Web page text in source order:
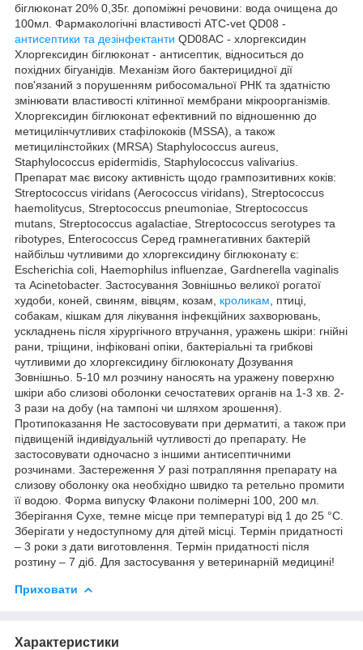
біглюконат 20% 0,35г. допоміжні речовини: вода очищена до
100мл. Фармакологічні властивості АТС-vet QD08 -
антисептики та дезінфектанти QD08АС - хлоргексидин
Хлоргексидин біглюконат - антисептик, відноситься до
похідних бігуанідів. Механізм його бактерицидної дії
пов'язаний з порушенням рибосомальної РНК та здатністю
змінювати властивості клітинної мембрани мікроорганізмів.
Хлоргексидин біглюконат ефективний по відношенню до
метицилінчутливих стафілококів (MSSA), а також
метицилінстойких (MRSA) Staphylococcus aureus,
Staphylococcus epidermidis, Staphylococcus valivarius.
Препарат має високу активність щодо грампозитивних коків:
Streptococcus viridans (Aerococcus viridans), Streptococcus
haemolitycus, Streptococcus pneumoniae, Streptococcus
mutans, Streptococcus agalactiae, Streptococcus serotypes та
ribotypes, Enterococcus Серед грамнегативних бактерій
найбільш чутливими до хлоргексидину біглюконату є:
Escherichia coli, Haemophilus influenzae, Gardnerella vaginalis
та Acinetobacter. Застосування Зовнішньо великої рогатої
худоби, коней, свиням, вівцям, козам, кроликам , птиці,
собакам, кішкам для лікування інфекційних захворювань,
ускладнень після хірургічного втручання, уражень шкіри: гнійні
рани, тріщини, інфіковані опіки, бактеріальні та грибкові
чутливими до хлоргексидину біглюконату Дозування
Зовнішньо. 5-10 мл розчину наносять на уражену поверхню
шкіри або слизові оболонки сечостатевих органів на 1-3 хв. 2-
3 рази на добу (на тампоні чи шляхом зрошення).
Протипоказання Не застосовувати при дерматиті, а також при
підвищеній індивідуальній чутливості до препарату. Не
застосовувати одночасно з іншими антисептичними
розчинами. Застереження У разі потрапляння препарату на
слизову оболонку ока необхідно швидко та ретельно промити
її водою. Форма випуску Флакони полімерні 100, 200 мл.
Зберігання Сухе, темне місце при температурі від 1 до 25 °С.
Зберігати у недоступному для дітей місці. Термін придатності
– 3 роки з дати виготовлення. Термін придатності після
розтину – 7 діб. Для застосування у ветеринарній медицині!
Приховати
Характеристики